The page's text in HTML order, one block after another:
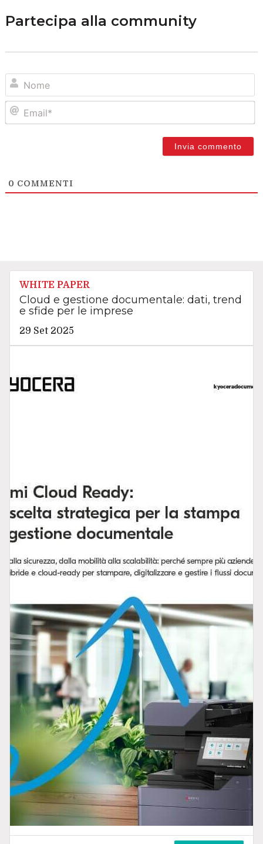
Partecipa alla community
0 COMMENTI
WHITE PAPER
Cloud e gestione documentale: dati, trend
e sfide per le imprese
29 Set 2025